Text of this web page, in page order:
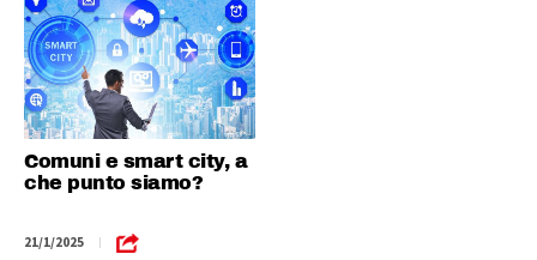
Comuni e smart city, a
che punto siamo?
21/1/2025 |